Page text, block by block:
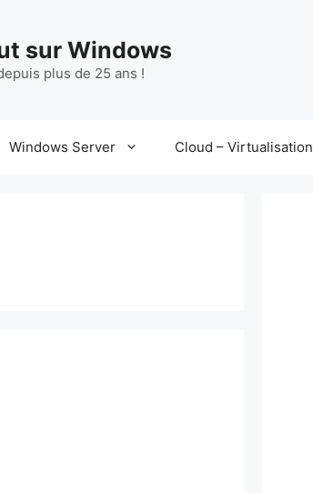
sur Windows
plus de 25 ans !
Windows Server Cloud – Virtualisation